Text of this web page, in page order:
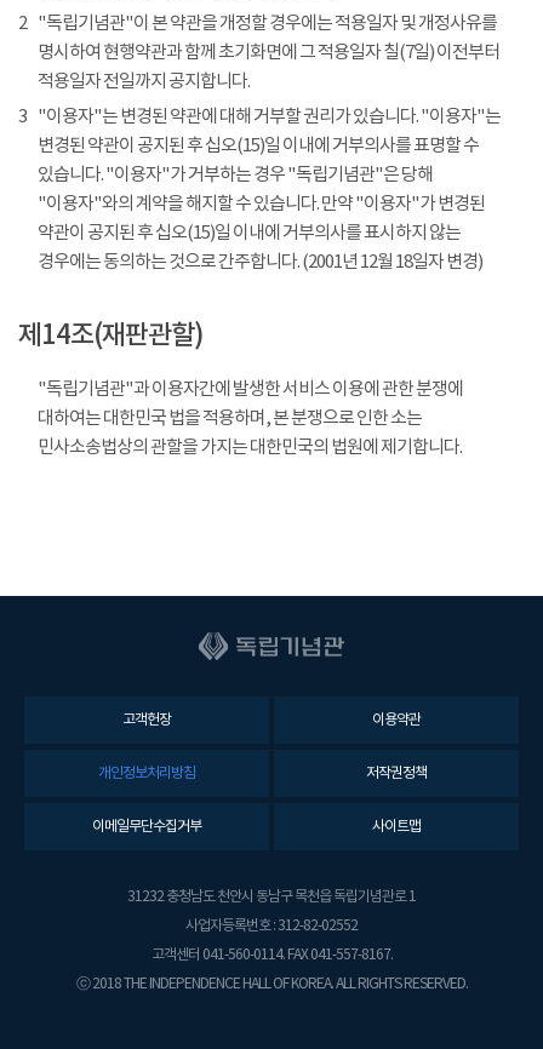
2 "독립기념관"이 본 약관을 개정할 경우에는 적용일자 및 개정사유를
명시하여 현행약관과 함께 초기화면에 그 적용일자 칠(7일) 이전부터
적용일자 전일까지 공지합니다.
3 "이용자"는 변경된 약관에 대해 거부할 권리가 있습니다. "이용자"는
변경된 약관이 공지된 후 십오(15)일 이내에 거부의사를 표명할 수
있습니다. "이용자"가 거부하는 경우 "독립기념관"은 당해
"이용자"와의 계약을 해지할 수 있습니다. 만약 "이용자"가 변경된
약관이 공지된 후 십오(15)일 이내에 거부의사를 표시하지 않는
경우에는 동의하는 것으로 간주합니다. (2001년 12월 18일자 변경)
제14조(재판관할)
"독립기념관"과 이용자간에 발생한 서비스 이용에 관한 분쟁에
대하여는 대한민국 법을 적용하며, 본 분쟁으로 인한 소는
민사소송법상의 관할을 가지는 대한민국의 법원에 제기합니다.
고객헌장 이용약관
개인정보처리방침 저작권정책
이메일무단수집거부 사이트맵
31232 충청남도 천안시 동남구 목천읍 독립기념관로 1
사업자등록번호 : 312-82-02552
고객센터 041-560-0114. FAX 041-557-8167.
ⓒ 2018 THE INDEPENDENCE HALL OF KOREA. ALL RIGHTS RESERVED.